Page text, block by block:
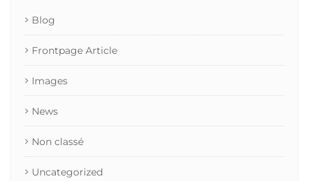
Blog
Frontpage Article
Images
News
Non classé
Uncategorized